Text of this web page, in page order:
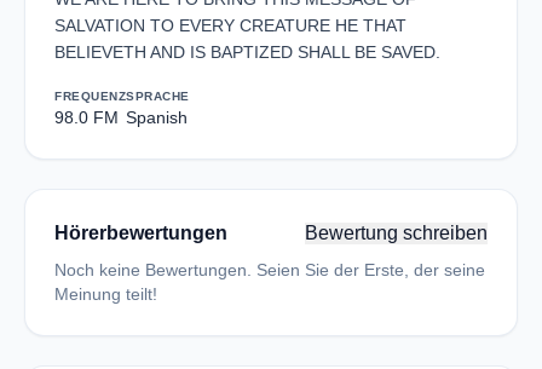
SALVATION TO EVERY CREATURE HE THAT
BELIEVETH AND IS BAPTIZED SHALL BE SAVED.
FREQUENZ
98.0 FM
SPRACHE
Spanish
Hörerbewertungen Bewertung schreiben
Noch keine Bewertungen. Seien Sie der Erste, der seine
Meinung teilt!